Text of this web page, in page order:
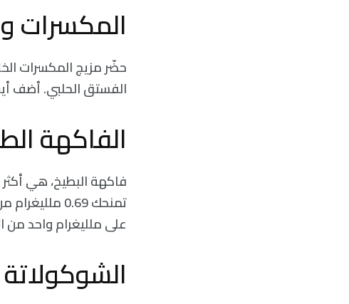
المكسرات
حضّر مزيج المكسرات
الفستق الحلبي. أضف
الفاكهة
فاكهة البطيخ، هي
تمنحك 0.69
على ملليغرام واحد من
الشوكولاتة